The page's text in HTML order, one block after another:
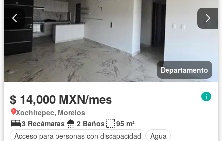
Departamento
$ 14,000 MXN/mes
Xochitepec, Morelos
3 Recámaras
2 Baños
95 m²
Acceso para personas con discapacidad
Agua